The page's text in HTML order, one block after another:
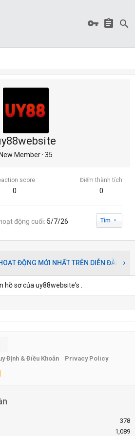
New Member· 35
score
0
Điểm thành tích
0
động cuối 5/7/26 Tìm
ĐỘNG MỚI NHẤT TRÊN DIỄN ĐÀN
hồ sơ của uy88website's .
378
1,089
Định & Điều Khoản
Privacy Policy